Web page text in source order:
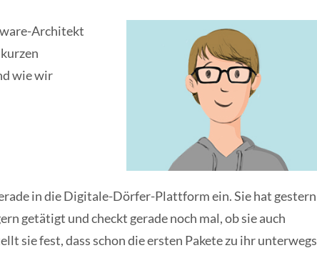
Architekt
wie wir
in die Digitale-Dörfer-Plattform ein. Sie hat gestern
getätigt und checkt gerade noch mal, ob sie auch
sie fest, dass schon die ersten Pakete zu ihr unterwegs